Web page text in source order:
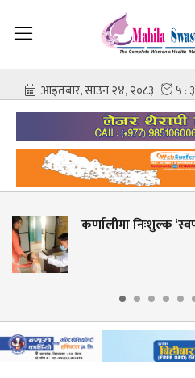
निःशुल्क ‘स्वर्ण विन्दु प्राशन’ सेवा